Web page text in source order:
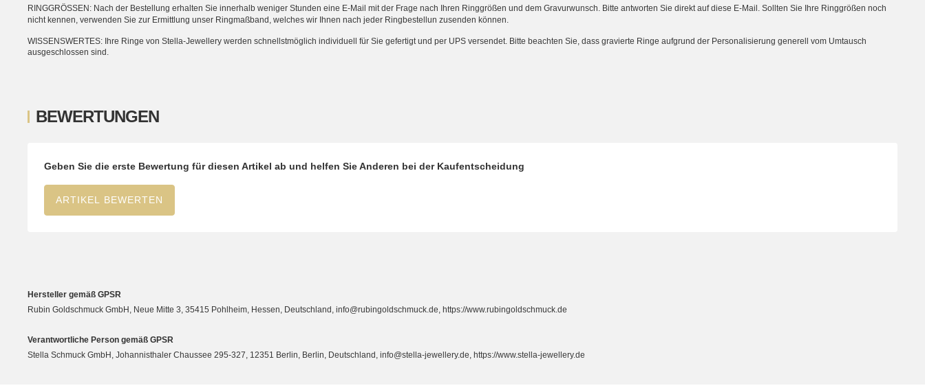
RINGGRÖSSEN: Nach der Bestellung erhalten Sie innerhalb weniger Stunden eine E-Mail mit der Frage nach Ihren Ringgrößen und dem Gravurwunsch. Bitte antworten Sie direkt auf diese E-Mail. Sollten Sie Ihre Ringgrößen noch
nicht kennen, verwenden Sie zur Ermittlung unser Ringmaßband, welches wir Ihnen nach jeder Ringbestellun zusenden können.
WISSENSWERTES: Ihre Ringe von Stella-Jewellery werden schnellstmöglich individuell für Sie gefertigt und per UPS versendet. Bitte beachten Sie, dass gravierte Ringe aufgrund der Personalisierung generell vom Umtausch
ausgeschlossen sind.
BEWERTUNGEN
Geben Sie die erste Bewertung für diesen Artikel ab und helfen Sie Anderen bei der Kaufentscheidung
ARTIKEL BEWERTEN
Hersteller gemäß GPSR
Rubin Goldschmuck GmbH, Neue Mitte 3, 35415 Pohlheim, Hessen, Deutschland, info@rubingoldschmuck.de, https://www.rubingoldschmuck.de
Verantwortliche Person gemäß GPSR
Stella Schmuck GmbH, Johannisthaler Chaussee 295-327, 12351 Berlin, Berlin, Deutschland, info@stella-jewellery.de, https://www.stella-jewellery.de